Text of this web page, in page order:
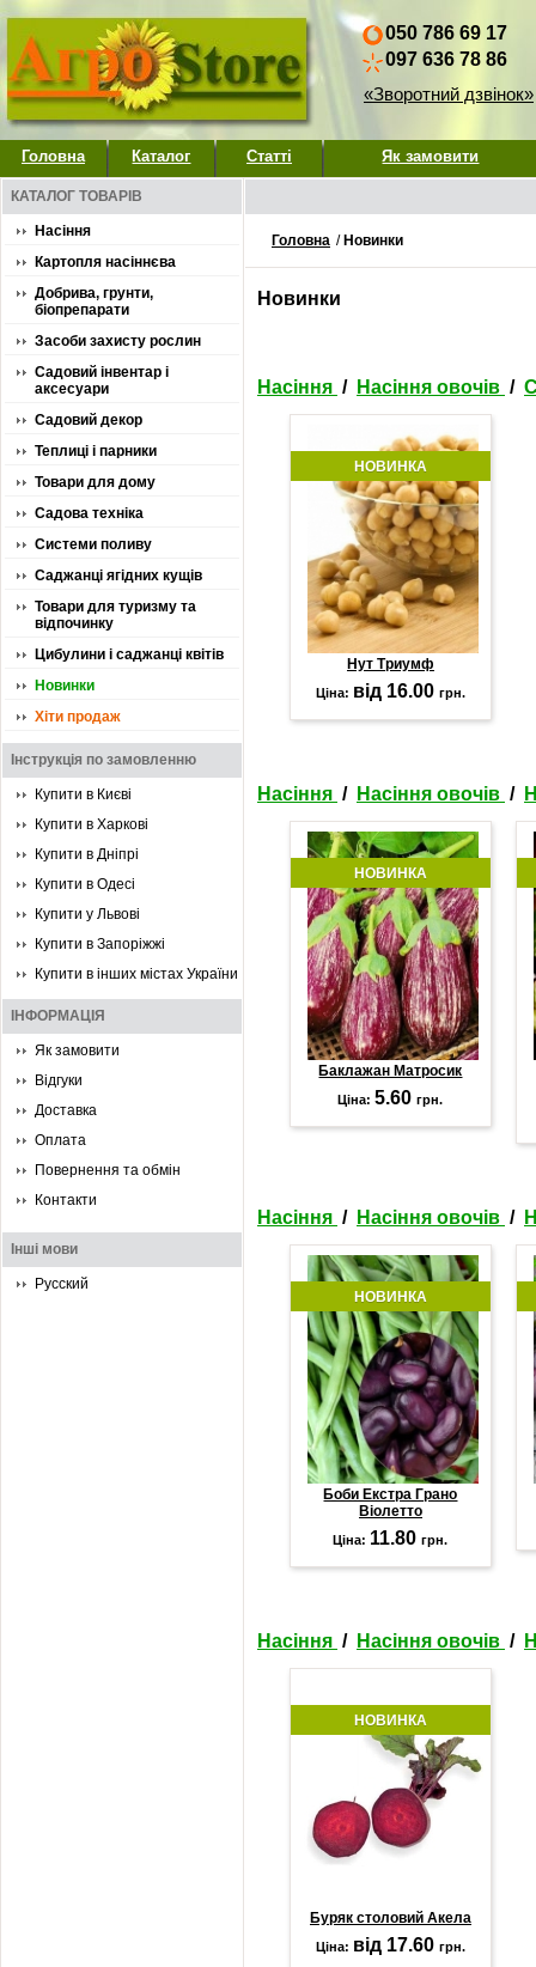
050 786 69 17
097 636 78 86
«Зворотний дзвінок»
Головна Каталог Статті Як замовити
КАТАЛОГ ТОВАРІВ
Насіння
Картопля насіннєва
Добрива, грунти,
біопрепарати
Засоби захисту рослин
Садовий інвентар і
аксесуари
Садовий декор
Теплиці і парники
Товари для дому
Садова техніка
Системи поливу
Саджанці ягідних кущів
Товари для туризму та
відпочинку
Цибулини і саджанці квітів
Новинки
Хіти продаж
Інструкція по замовленню
Купити в Києві
Купити в Харкові
Купити в Дніпрі
Купити в Одесі
Купити у Львові
Купити в Запоріжжі
Купити в інших містах України
ІНФОРМАЦІЯ
Як замовити
Відгуки
Доставка
Оплата
Повернення та обмін
Контакти
Інші мови
Русский
Головна / Новинки
Новинки
Насіння / Насіння овочів /
НОВИНКА
Нут Триумф
Ціна: від 16.00 грн.
Насіння / Насіння овочів /
НОВИНКА
Баклажан Матросик
Ціна:5.60грн.
Насіння / Насіння овочів /
НОВИНКА
Боби Екстра Грано
Віолетто
Ціна: 11.80грн.
Насіння / Насіння овочів /
НОВИНКА
Буряк столовий Акела
Ціна: від 17.60 грн.